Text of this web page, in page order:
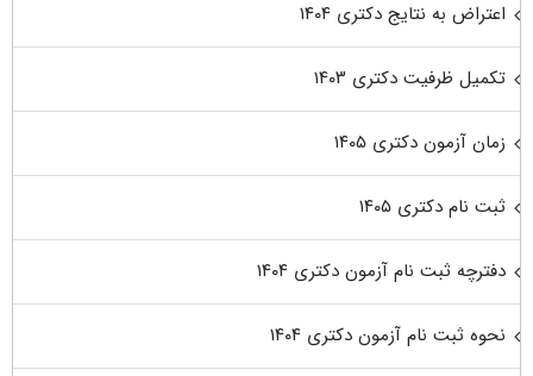
اعتراض به نتایج دکتری ۱۴۰۴
تکمیل ظرفیت دکتری ۱۴۰۳
زمان آزمون دکتری ۱۴۰۵
ثبت نام دکتری ۱۴۰۵
دفترچه ثبت نام آزمون دکتری ۱۴۰۴
نحوه ثبت نام آزمون دکتری ۱۴۰۴